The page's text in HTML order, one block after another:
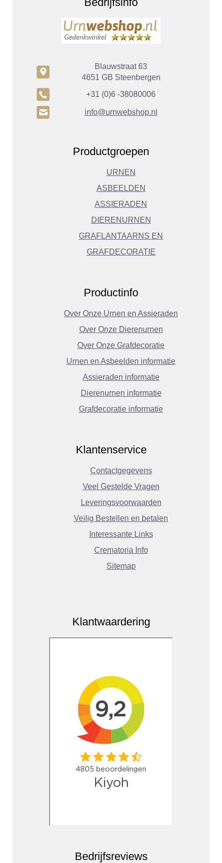
c
Blauwstraat 63
4651 GB Steenbergen
A +31 (0)6 -38080006
H info@urnwebshop.nl
Productgroepen
URNEN
ASBEELDEN
ASSIERADEN
DIERENURNEN
GRAFLANTAARNS EN
GRAFDECORATIE
Productinfo
Over Onze Urnen en Assieraden
Over Onze Dierenurnen
Over Onze Grafdecoratie
Urnen en Asbeelden informatie
Assieraden informatie
Dierenurnen informatie
Grafdecoratie informatie
Klantenservice
Contactgegevens
Veel Gestelde Vragen
Leveringsvoorwaarden
Veilig Bestellen en betalen
Interessante Links
Crematoria Info
Sitemap
Klantwaardering
Bedrijfsreviews